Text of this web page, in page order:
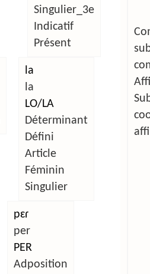
Singulier_3e
Indicatif
Présent
la
la
LO/LA
Déterminant
Défini
Article
Féminin
Singulier
pɛɾ
per
PER
Adposition